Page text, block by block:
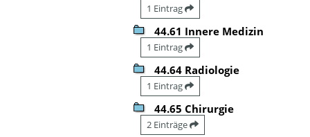
1 Eintrag
44.61 Innere Medizin
1 Eintrag
44.64 Radiologie
1 Eintrag
44.65 Chirurgie
2 Einträge